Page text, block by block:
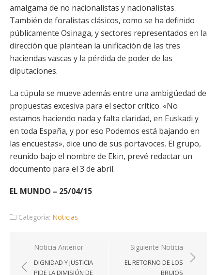
amalgama de no nacionalistas y nacionalistas.
También de foralistas clásicos, como se ha definido
públicamente Osinaga, y sectores representados en la
dirección que plantean la unificación de las tres
haciendas vascas y la pérdida de poder de las
diputaciones.
La cúpula se mueve además entre una ambigüedad de
propuestas excesiva para el sector crítico. «No
estamos haciendo nada y falta claridad, en Euskadi y
en toda España, y por eso Podemos está bajando en
las encuestas», dice uno de sus portavoces. El grupo,
reunido bajo el nombre de Ekin, prevé redactar un
documento para el 3 de abril.
EL MUNDO – 25/04/15
Categoría: Noticias
Navegación
de
entradas
Noticia Anterior
DIGNIDAD Y JUSTICIA
PIDE LA DIMISIÓN DE
Siguiente Noticia
EL RETORNO DE LOS
BRUJOS